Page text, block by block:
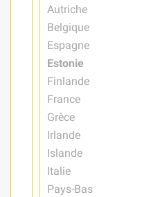
Autriche
Belgique
Espagne
Estonie
Finlande
France
Grèce
Irlande
Islande
Italie
Pays-Bas